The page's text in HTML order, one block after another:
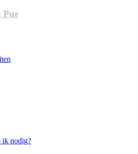
Pur
ik nodig?